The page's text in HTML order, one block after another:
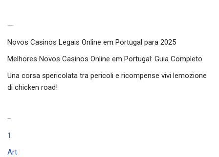
Novos Casinos Legais Online em Portugal para 2025
Melhores Novos Casinos Online em Portugal: Guia Completo
Una corsa spericolata tra pericoli e ricompense vivi lemozione
di chicken road!
1
Art